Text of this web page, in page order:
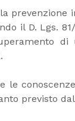
prevenzione
il D. Lgs.
previsto dal